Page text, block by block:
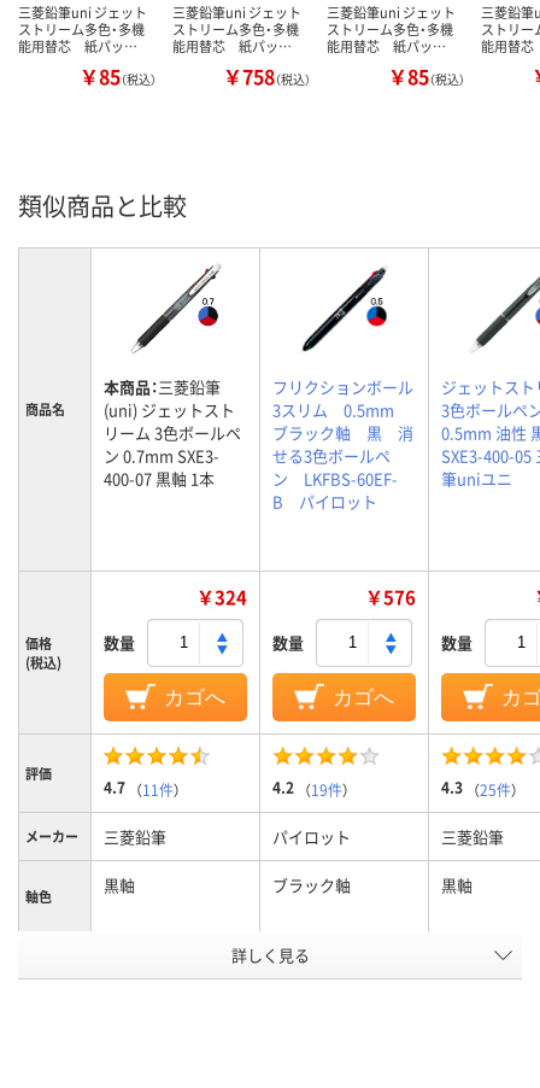
三菱鉛筆uni ジェット
ストリーム多色・多機
能用替芯 紙パッ…
￥85（税込）
三菱鉛筆uni ジェット
ストリーム多色・多機
能用替芯 紙パッ…
￥758（税込）
三菱鉛筆uni ジェット
ストリーム多色・多機
能用替芯 紙パッ…
￥85（税込）
三菱鉛筆
ストリー
能用替
類似商品と比較
商品名
本商品：三菱鉛筆
(uni) ジェットスト
リーム 3色ボールペ
ン 0.7mm SXE3-
400-07 黒軸 1本
フリクションボール
3スリム 0.5mm
ブラック軸 黒 消
せる3色ボールペ
ン LKFBS-60EF-
B パイロット
ジェットス
3色ボールペ
0.5mm 油性
SXE3-400-05
筆uniユニ
価格
(税込)
￥324
数量
カゴへ
￥576
数量
カゴへ
数量
カ
評価
4.7 （11件） 4.2 （19件） 4.3 （25件）
メーカー 三菱鉛筆 パイロット 三菱鉛筆
軸色 黒軸 ブラック軸 黒軸
0.5mm、0.5ｍｍ
詳しく見る